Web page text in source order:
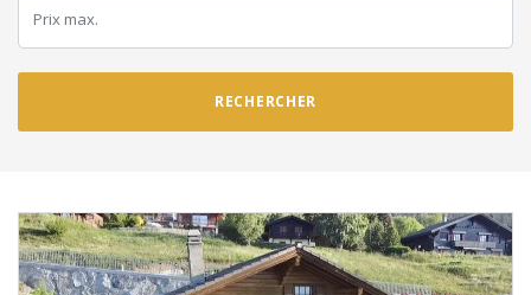
RECHERCHER